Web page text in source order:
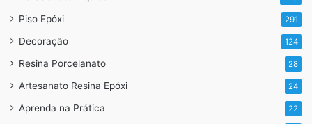
Piso Epóxi 291
Decoração 124
Resina Porcelanato 28
Artesanato Resina Epóxi 24
Aprenda na Prática 22